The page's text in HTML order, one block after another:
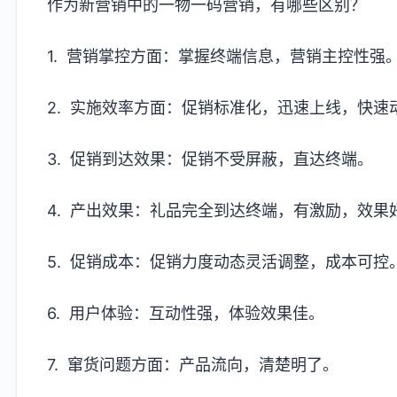
作为新营销中的一物一码营销，有哪些区别？
1. 营销掌控方面：掌握终端信息，营销主控性强。
2. 实施效率方面：促销标准化，迅速上线，快速
3. 促销到达效果：促销不受屏蔽，直达终端。
4. 产出效果：礼品完全到达终端，有激励，效果
5. 促销成本：促销力度动态灵活调整，成本可控。
6. 用户体验：互动性强，体验效果佳。
7. 窜货问题方面：产品流向，清楚明了。